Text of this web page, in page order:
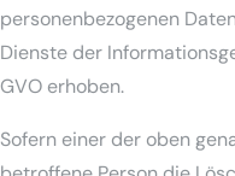
personenbezogenen
Dienste der
GVO erhoben.
Sofern einer der oben